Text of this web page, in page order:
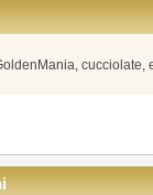
cucciolate,